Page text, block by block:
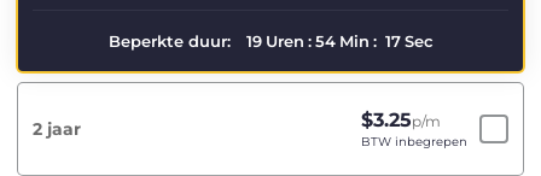
Beperkte duur: 19 Uren : 54 Min : 17 Sec
2 jaar $3.25p/m
BTW inbegrepen